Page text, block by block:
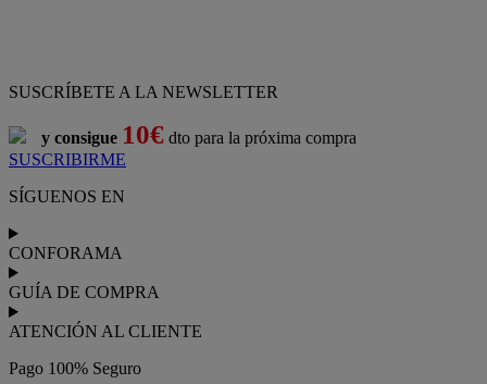
SUSCRÍBETE A LA NEWSLETTER
y consigue 10€ dto para la próxima compra
SUSCRIBIRME
SÍGUENOS EN
CONFORAMA
GUÍA DE COMPRA
ATENCIÓN AL CLIENTE
Pago 100% Seguro